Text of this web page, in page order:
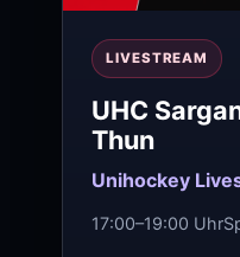
LIVESTREAM
UHC
Thun
Unihockey
17:00–19:00 Uhr